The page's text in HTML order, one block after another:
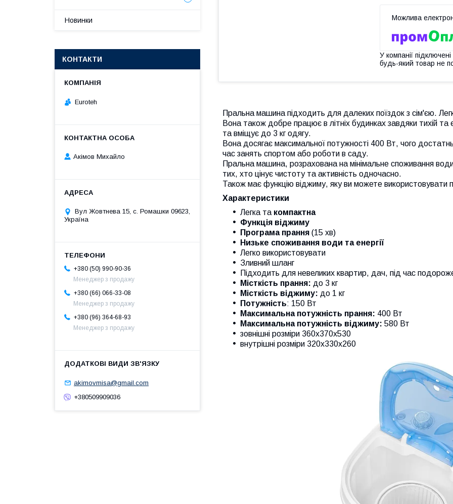
У компанії
будь-який товар не
Пральна машина підходить для далеких поїздок з сім'єю.
Вона також добре працює в літніх будинках завдяки тихій та
та вміщує до 3 кг одягу.
Вона досягає максимальної потужності 400 Вт, чого
час занять спортом або роботи в саду.
Пральна машина, розрахована на мінімальне споживання
тих, хто цінує чистоту та активність одночасно.
Також має функцію віджиму, яку ви можете використовувати
Характеристики
Легка та компактна
Функція віджиму
Програма прання (15 хв)
Низьке споживання води та енергії
Легко використовувати
Зливний шланг
Підходить для невеликих квартир, дач, під час
Місткість прання: до 3 кг
Місткість віджиму: до 1 кг
Потужність: 150 Вт
Максимальна потужність прання: 400 Вт
Максимальна потужність віджиму: 580 Вт
зовнішні розміри 360x370x530
внутрішні розміри 320x330x260
Новинки
КОНТАКТИ
Euroteh
Акімов Михайло
Вул Жовтнева 15, с. Ромашки 09623,
Україна
+380 (50) 990-90-36
Менеджер з продажу
+380 (66) 066-33-08
Менеджер з продажу
+380 (96) 364-68-93
Менеджер з продажу
akimovmisa@gmail.com
+380509909036